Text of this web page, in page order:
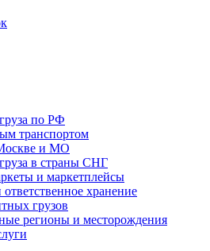
по РФ
транспортом
и МО
в страны СНГ
и маркетплейсы
хранение
грузов
регионы и месторождения